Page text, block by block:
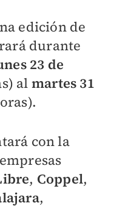
edición de
durante
23 de
almartes 31
con la
, Coppel,
,